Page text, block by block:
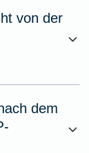
von der
dem